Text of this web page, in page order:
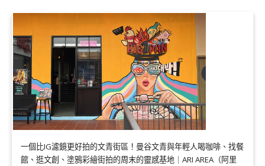
一個比IG濾鏡更好拍的文青街區！曼谷文青與年輕人喝咖啡、找餐
館、逛文創、塗鴉彩繪街拍的周末的靈感基地｜ARI AREA（阿里